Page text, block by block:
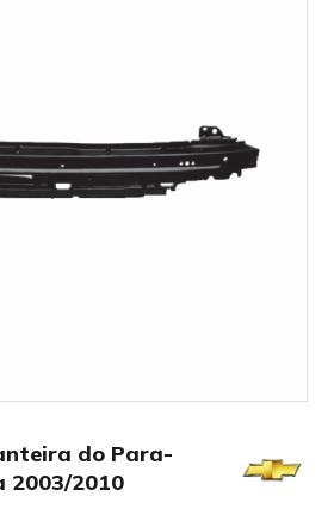
do Para-
2003/2010